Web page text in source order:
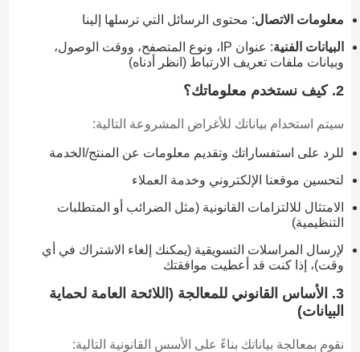
معلومات الاتصال: محتوى الرسائل التي ترسلها إلينا
البيانات الفنية
: عنوان IP، ونوع المتصفح، ووقت الوصول،
وبيانات ملفات تعريف الارتباط (انظر أدناه)
2. كيف نستخدم معلوماتك؟
سيتم استخدام بياناتك للأغراض المشروعة التالية:
للرد على استفساراتك وتقديم معلومات عن المنتج/الخدمة
لتحسين موقعنا الإلكتروني وخدمة العملاء
الامتثال للالتزامات القانونية (مثل الضرائب أو المتطلبات
التنظيمية)
لإرسال المراسلات التسويقية (يمكنك إلغاء الاشتراك في أي
وقت)، إذا كنت قد أعطيت موافقتك
3. الأساس القانوني للمعالجة (اللائحة العامة لحماية
البيانات)
نقوم بمعالجة بياناتك بناءً على الأسس القانونية التالية: